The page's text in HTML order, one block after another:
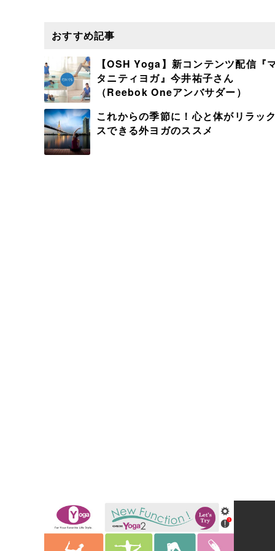
おすすめ記事
【OSH Yoga】新コンテンツ配信『
タニティヨガ』今井祐子さん
（Reebok Oneアンバサダー）
これからの季節に！心と体がリラック
スできる外ヨガのススメ